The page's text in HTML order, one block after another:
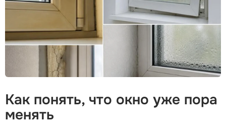
Как понять, что окно уже пора
менять